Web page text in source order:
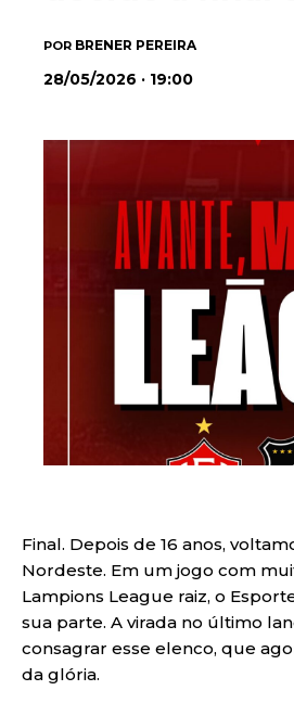
POR BRENER PEREIRA
28/05/2026 · 19:00
Final. Depois de 16 anos,
Nordeste. Em um jogo com
Lampions League raiz, o
sua parte. A virada no último
consagrar esse elenco, que
da glória.